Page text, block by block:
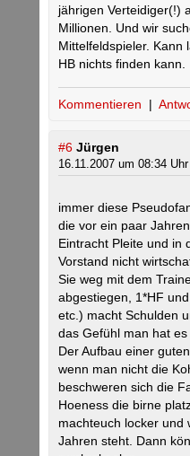
jährigen Verteidiger(!)
Millionen. Und wir
Mittelfeldspieler. Kann
HB nichts finden kann.
Kommentieren |
#6 Jürgen
16.11.2007 um 08:34 Uhr
immer diese
die vor ein paar
Eintracht Pleite und in
Vorstand nicht
Sie weg mit dem
abgestiegen, 1*HF
etc.) macht Schulden
das Gefühl man hat
Der Aufbau einer
wenn man nicht die
beschweren sich die
Hoeness die birne
machteuch locker und
Jahren steht. Dann